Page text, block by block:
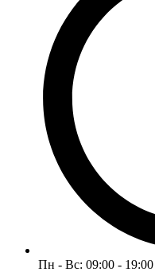
Пн - Вс: 09:00 - 19:00